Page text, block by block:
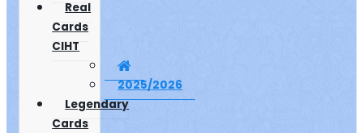
Real
Cards
CIHT
2025/2026
Legendary
Cards